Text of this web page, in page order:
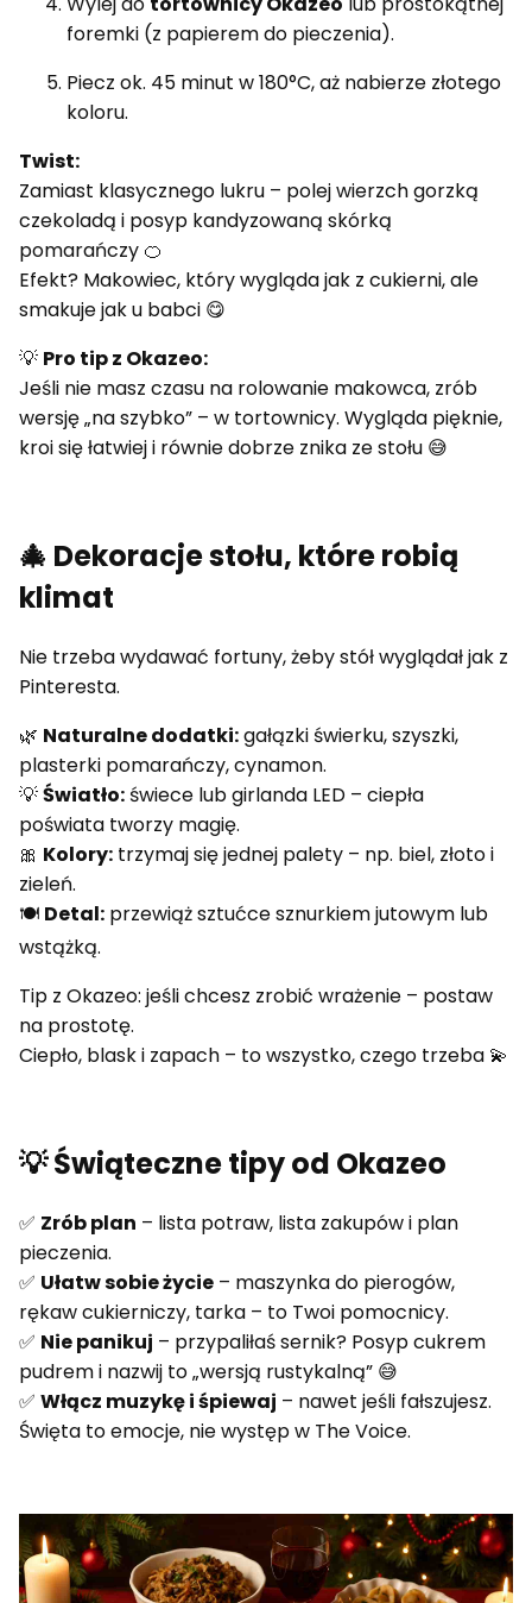
foremki (z papierem do pieczenia).
Piecz ok. 45 minut w 180°C, aż nabierze złotego
koloru.
Twist:
Zamiast klasycznego lukru – polej wierzch gorzką
czekoladą i posyp kandyzowaną skórką
pomarańczy 🍊
Efekt? Makowiec, który wygląda jak z cukierni, ale
smakuje jak u babci 😋
💡 Pro tip z Okazeo:
Jeśli nie masz czasu na rolowanie makowca, zrób
wersję „na szybko” – w tortownicy. Wygląda pięknie,
kroi się łatwiej i równie dobrze znika ze stołu 😅
🎄 Dekoracje stołu, które robią
klimat
Nie trzeba wydawać fortuny, żeby stół wyglądał jak z
Pinteresta.
🌿 Naturalne dodatki:gałązki świerku, szyszki,
plasterki pomarańczy, cynamon.
💡Światło:świece lub girlanda LED – ciepła
poświata tworzy magię.
🎀 Kolory: trzymaj się jednej palety – np. biel, złoto i
zieleń.
🍽 Detal: przewiąż sztućce sznurkiem jutowym lub
wstążką.
Tip z Okazeo: jeśli chcesz zrobić wrażenie – postaw
na prostotę.
Ciepło, blask i zapach – to wszystko, czego trzeba 💫
💡 Świąteczne tipy od Okazeo
✅ Zrób plan – lista potraw, lista zakupów i plan
pieczenia.
✅ Ułatw sobie życie – maszynka do pierogów,
rękaw cukierniczy, tarka – to Twoi pomocnicy.
✅ Nie panikuj – przypaliłaś sernik? Posyp cukrem
pudrem i nazwij to „wersją rustykalną” 😅
✅ Włącz muzykę i śpiewaj – nawet jeśli fałszujesz.
Święta to emocje, nie występ w The Voice.